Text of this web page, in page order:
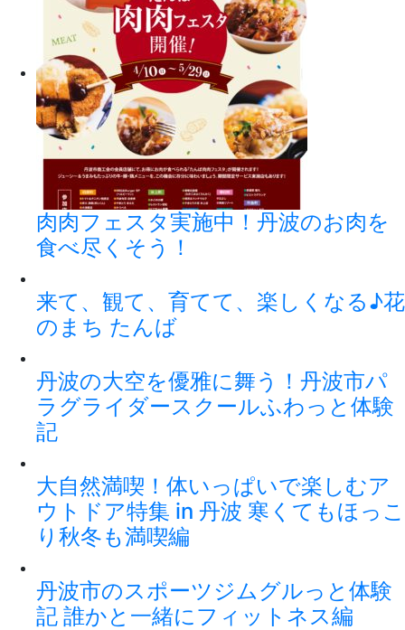
肉肉フェスタ実施中！丹波のお肉を
食べ尽くそう！
来て、観て、育てて、楽しくなる♪花
のまち たんば
丹波の大空を優雅に舞う！丹波市パ
ラグライダースクールふわっと体験
記
大自然満喫！体いっぱいで楽しむア
ウトドア特集 in 丹波 寒くてもほっこ
り秋冬も満喫編
丹波市のスポーツジムグルっと体験
記 誰かと一緒にフィットネス編